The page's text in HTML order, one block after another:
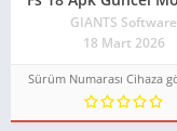
GIANTS Software
18 Mart 2026